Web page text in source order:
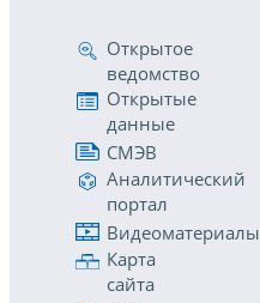
Открытое
ведомство
Открытые
данные
СМЭВ
Аналитический
портал
Видеоматериалы
Карта
сайта